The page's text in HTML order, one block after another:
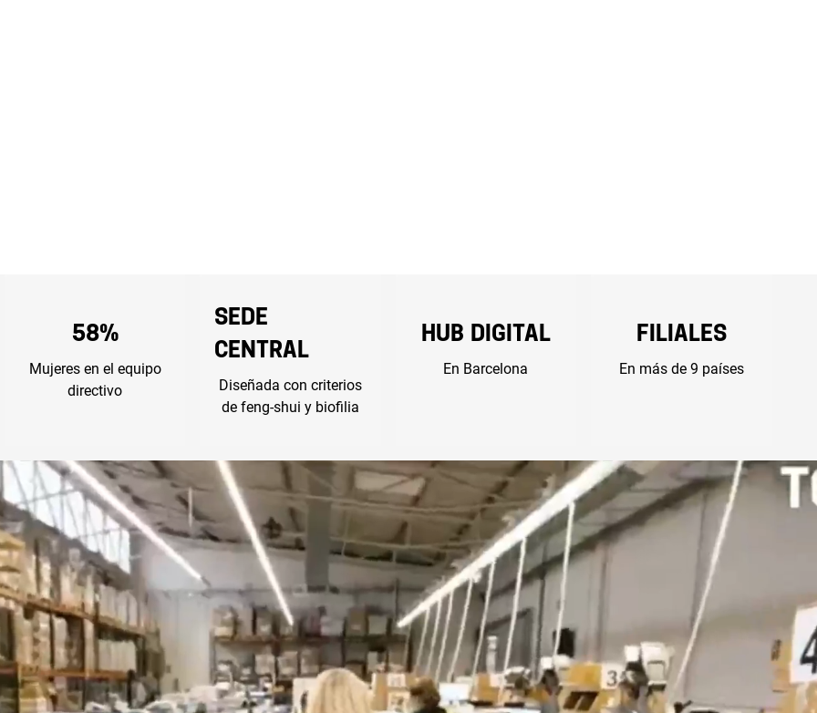
58%
Mujeres en el equipo
directivo
Sede
central
Diseñada con criterios
de feng-shui y biofilia
Hub digital
En Barcelona
Filiales
En más de 9 países